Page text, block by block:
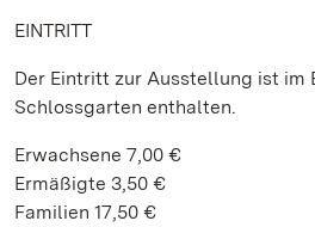
EINTRITT
Der Eintritt zur Ausstellung ist im
Schlossgarten enthalten.
Erwachsene 7,00 €
Ermäßigte 3,50 €
Familien 17,50 €